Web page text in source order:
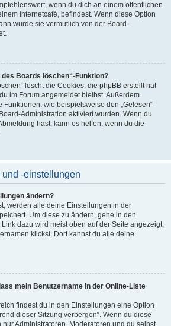
wenn du dich an einem öffentlichen
Internetcafé, befindest. Wenn diese Option
wurde sie vermutlich von der Board-
Boards löschen“-Funktion?
löscht die Cookies, die phpBB erstellt hat
im Forum angemeldet bleibst. Außerdem
wie beispielsweise den „Gelesen“-
Administration aktiviert wurden. Wenn du
hast, kann es helfen, wenn du die
-einstellungen
ändern?
werden alle deine Einstellungen in der
Um diese zu ändern, gehe in den
Link dazu wird meist oben auf der Seite angezeigt,
klickst. Dort kannst du alle deine
mein Benutzername in der Online-Liste
findest du in den Einstellungen eine Option
dieser Sitzung verbergen“. Wenn du diese
Administratoren, Moderatoren und du selbst